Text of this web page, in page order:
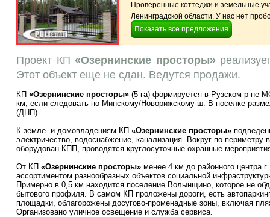
Проверенные коттеджи и земельные
Ленинградской области. У нас нет
Показать все предложения
Проект КП «Озернинские просторы»
Этот объект еще не сдан. Ведутся продажи.
КП «Озернинские просторы» (5 га) формируется в Рузском р-не
км, если следовать по Минскому/Новорижскому ш. В поселке
(ДНП).
К земле- и домовладениям КП «Озернинские просторы»
электричество, водоснабжение, канализация. Вокруг по периметру
оборудован КПП, проводятся круглосуточные охранные
От КП «Озернинские просторы» менее 4 км до районного центра
ассортиментом разнообразных объектов социальной
Примерно в 0,5 км находится поселение Волынщино, которое не
бытового профиля. В самом КП проложены дороги, есть
площадки, облагорожены досугово-променадные зоны, включая
Организовано уличное освещение и служба сервиса.